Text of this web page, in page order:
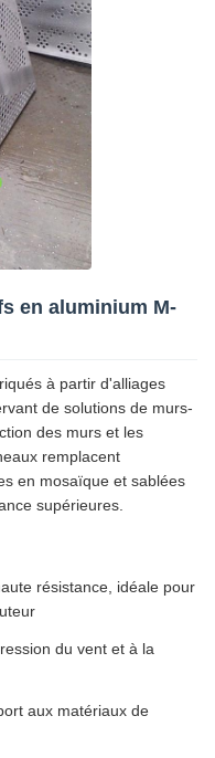
en aluminium M-
à partir d'alliages
de solutions de murs-
des murs et les
remplacent
en mosaïque et sablées
supérieures.
résistance, idéale pour
du vent et à la
aux matériaux de